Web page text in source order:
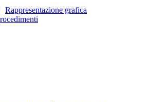
Rappresentazione grafica